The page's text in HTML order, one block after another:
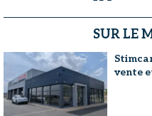
SUR LE
vente